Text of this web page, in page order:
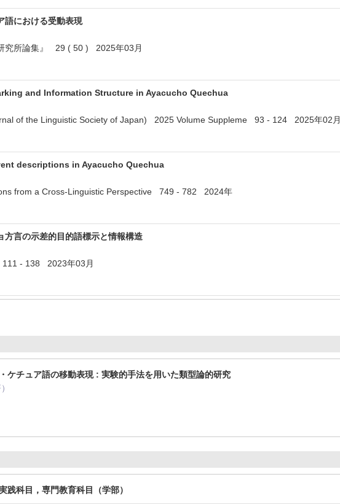
語における受動表現
究所論集』 29 ( 50 ) 2025年03月
and Information Structure in Ayacucho Quechua
of the Linguistic Society of Japan) 2025 Volume Suppleme 93 - 124 2025年02月
descriptions in Ayacucho Quechua
from a Cross-Linguistic Perspective 749 - 782 2024年
方言の示差的目的語標示と情報構造
- 138 2023年03月
ケチュア語の移動表現 : 実験的手法を用いた類型論的研究
践科目，専門教育科目（学部）